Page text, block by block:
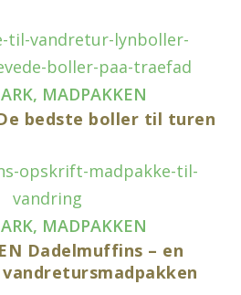
, MADPAKKEN
De bedste boller til turen
, MADPAKKEN
Dadelmuffins – en